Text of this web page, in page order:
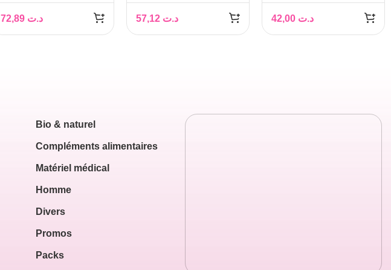
BODY-HYDRA+
200ML
د.ت
د.ت
د.ت
Bio & naturel
Compléments alimentaires
Matériel médical
Homme
Divers
Promos
Packs